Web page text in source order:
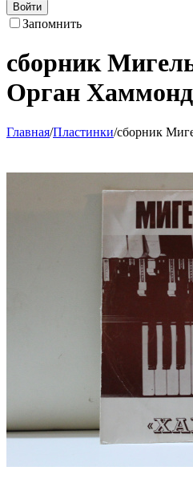
Войти
Запомнить
сборник
Орган Хаммонд
Главная/Пластинки/сборник